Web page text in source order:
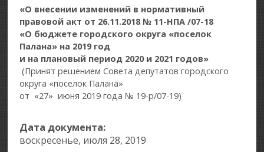
«О внесении изменений в нормативный
правовой акт от 26.11.2018 № 11-НПА /07-18
«О бюджете городского округа «поселок
Палана» на 2019 год
и на плановый период 2020 и 2021 годов»
(Принят решением Совета депутатов городского
округа «поселок Палана»
от «27» июня 2019 года № 19-р/07-19)
Дата документа:
воскресенье, июля 28, 2019